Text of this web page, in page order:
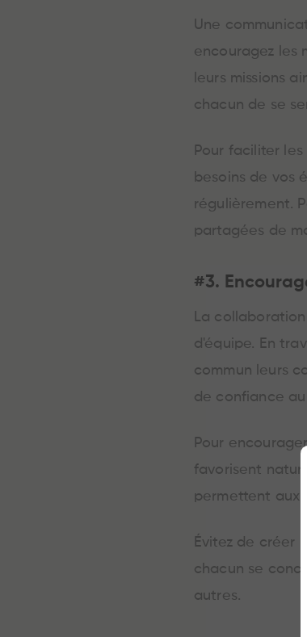
Une
encouragez les
leurs missions
chacun de se
Pour faciliter
besoins de vos
régulièrement.
partagées de
#3.
La
d'équipe. En
commun leurs
de confiance
Pour
favorisent
permettent aux
Évitez de créer
chacun se
autres.